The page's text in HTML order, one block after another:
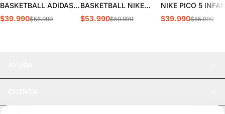
BASKETBALL ADIDAS
CROSS EM UP 5K
$39.990$56.990
BASKETBALL NIKE
TEAM HUSTLE D 12 PS
$53.990$59.990
NIKE PICO 5
AR4161-100
$39.990$55.990